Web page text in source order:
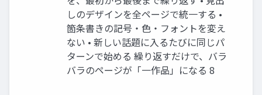
しのデザインを全ページで統一する •
箇条書きの記号・色・フォントを変え
ない • 新しい話題に入るたびに同じパ
ターンで始める 繰り返すだけで、バラ
バラのページが「一作品」になる 8